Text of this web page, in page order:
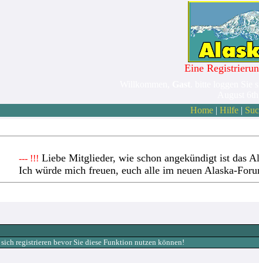
Eine
Home| Hilfe|
--- !!! Liebe Mitglieder, wie schon angekündigt ist das
Ich würde mich freuen, euch alle im neuen Alaska-
sich registrieren bevor Sie diese Funktion nutzen können!